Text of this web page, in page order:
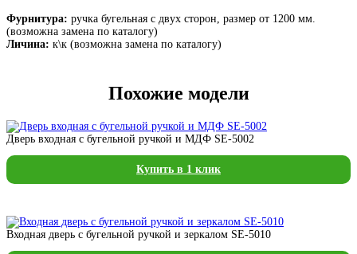
Фурнитура: ручка бугельная с двух сторон, размер от 1200 мм.
(возможна замена по каталогу)
Личина: к\к (возможна замена по каталогу)
Похожие модели
Дверь входная с бугельной ручкой и МДФ SE-5002
Купить в 1 клик
Входная дверь с бугельной ручкой и зеркалом SE-5010